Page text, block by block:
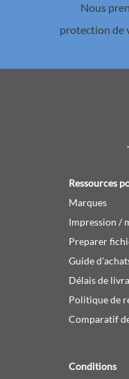
Nous
protection de
Ressources
Marques
Impression /
Preparer
Guide
Délais de
Politique de
Comparatif
Conditions